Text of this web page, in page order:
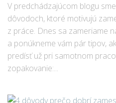
V predchádzajúcom blogu
dôvodoch, ktoré motivujú
z práce. Dnes sa zameriame
a ponúkneme vám pár tipov,
predísť už pri samotnom
zopakovanie:...